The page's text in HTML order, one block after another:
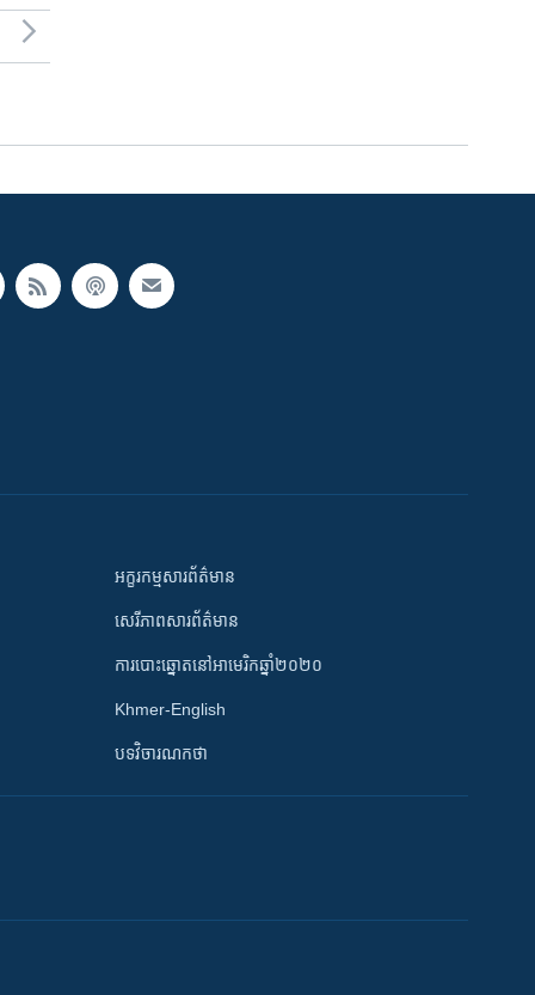
អក្ខរកម្មសារព័ត៌មាន
សេរីភាពសារព័ត៌មាន
ការបោះឆ្នោតនៅអាមេរិកឆ្នាំ២០២០
Khmer-English
បទវិចារណកថា